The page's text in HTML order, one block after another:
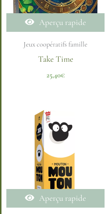
Aperçu rapide
Jeux coopératifs famille
Take Time
25,40€
Aperçu rapide